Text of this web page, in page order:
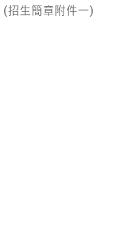
(招生簡章附件一)